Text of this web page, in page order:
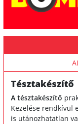
Tésztakészítő
A tésztakészítő
Kezelése rendkívül
is utánozhatatlan